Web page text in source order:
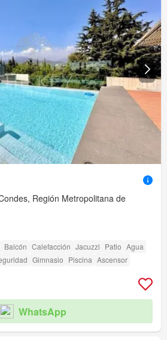
Región Metropolitana de
Balcón Calefacción Jacuzzi Patio Agua
Gimnasio Piscina Ascensor
WhatsApp